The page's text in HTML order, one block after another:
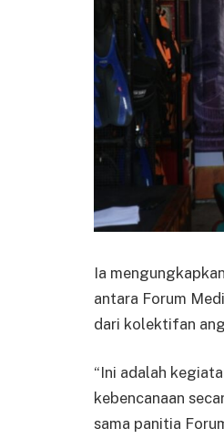
Ia
antara Forum
dari kolektifan
“Ini adalah
kebencanaan
sama panitia